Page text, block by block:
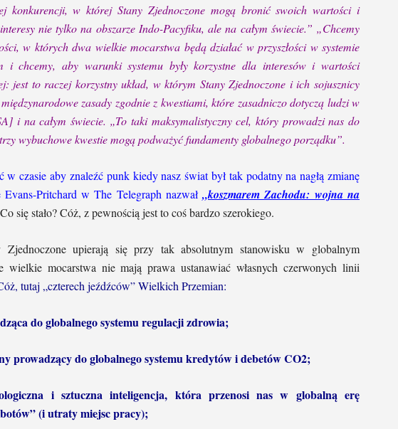
konkurencji, w której Stany Zjednoczone mogą bronić swoich wartości i
nie tylko na obszarze Indo-Pacyfiku, ale na całym świecie.” „Chcemy
w których dwa wielkie mocarstwa będą działać w przyszłości w systemie
i chcemy, aby warunki systemu były korzystne dla interesów i wartości
jest to raczej korzystny układ, w którym Stany Zjednoczone i ich sojusznicy
zasady zgodnie z kwestiami, które zasadniczo dotyczą ludzi w
i na całym świecie. „To taki maksymalistyczny cel, który prowadzi nas do
wybuchowe kwestie mogą podważyć fundamenty globalnego porządku”.
w czasie aby znaleźć punk kiedy nasz świat był tak podatny na nagłą zmianę
Pritchard w The Telegraph nazwał „koszmarem Zachodu: wojna na
się stało? Cóż, z pewnością jest to coś bardzo szerokiego.
Zjednoczone upierają się przy tak absolutnym stanowisku w globalnym
wielkie mocarstwa nie mają prawa ustanawiać własnych czerwonych linii
tutaj „czterech jeźdźców” Wielkich Przemian:
do globalnego systemu regulacji zdrowia;
prowadzący do globalnego systemu kredytów i debetów CO2;
i sztuczna inteligencja, która przenosi nas w globalną erę
(i utraty miejsc pracy);